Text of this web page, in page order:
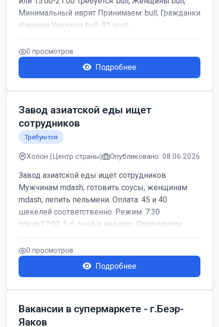
Минимальный иврит Принимаем: bull; Гражданки
Израиля Украины bull; B1 quot;...
0 просмотров
Подробнее
Завод азиатской еды ищет
сотрудников
Требуются
Холон (Центр страны) Опубликовано: 08.06.2026
Завод азиатской еды ищет сотрудников
Мужчинам mdash; готовить соусы, женщинам
mdash; лепить пельмени. Оплата: 45 и 40
шекелей соответственно. Режим: 7:30
ndash;17:00, 5-6 дней в неделю. Оплачиваем
дор...
0 просмотров
Подробнее
Вакансии в супермаркете - г.Беэр-
Яаков